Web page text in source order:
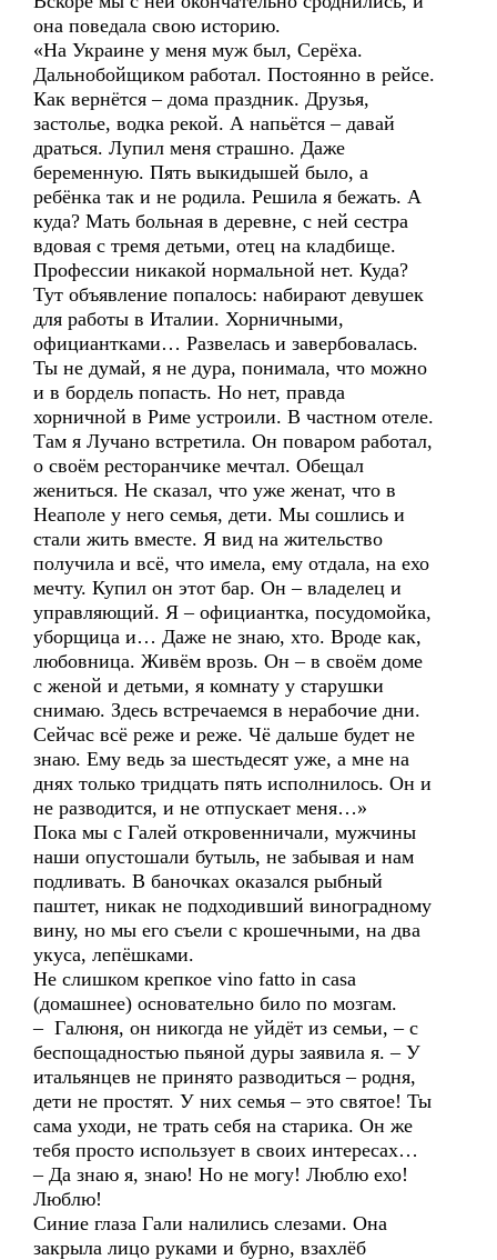
она поведала свою историю.
«На Украине у меня муж был, Серёха.
Дальнобойщиком работал. Постоянно в рейсе.
Как вернётся – дома праздник. Друзья,
застолье, водка рекой. А напьётся – давай
драться. Лупил меня страшно. Даже
беременную. Пять выкидышей было, а
ребёнка так и не родила. Решила я бежать. А
куда? Мать больная в деревне, с ней сестра
вдовая с тремя детьми, отец на кладбище.
Профессии никакой нормальной нет. Куда?
Тут объявление попалось: набирают девушек
для работы в Италии. Хорничными,
официантками… Развелась и завербовалась.
Ты не думай, я не дура, понимала, что можно
и в бордель попасть. Но нет, правда
хорничной в Риме устроили. В частном отеле.
Там я Лучано встретила. Он поваром работал,
о своём ресторанчике мечтал. Обещал
жениться. Не сказал, что уже женат, что в
Неаполе у него семья, дети. Мы сошлись и
стали жить вместе. Я вид на жительство
получила и всё, что имела, ему отдала, на ехо
мечту. Купил он этот бар. Он – владелец и
управляющий. Я – официантка, посудомойка,
уборщица и… Даже не знаю, хто. Вроде как,
любовница. Живём врозь. Он – в своём доме
с женой и детьми, я комнату у старушки
снимаю. Здесь встречаемся в нерабочие дни.
Сейчас всё реже и реже. Чё дальше будет не
знаю. Ему ведь за шестьдесят уже, а мне на
днях только тридцать пять исполнилось. Он и
не разводится, и не отпускает меня…»
Пока мы с Галей откровенничали, мужчины
наши опустошали бутыль, не забывая и нам
подливать. В баночках оказался рыбный
паштет, никак не подходивший виноградному
вину, но мы его съели с крошечными, на два
укуса, лепёшками.
Не слишком крепкое vino fatto in casa
(домашнее) основательно било по мозгам.
– Галюня, он никогда не уйдёт из семьи, – с
беспощадностью пьяной дуры заявила я. – У
итальянцев не принято разводиться – родня,
дети не простят. У них семья – это святое! Ты
сама уходи, не трать себя на старика. Он же
тебя просто использует в своих интересах…
– Да знаю я, знаю! Но не могу! Люблю ехо!
Люблю!
Синие глаза Гали налились слезами. Она
закрыла лицо руками и бурно, взахлёб